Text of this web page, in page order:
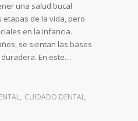
una salud bucal
de la vida, pero
en la infancia.
se sientan las bases
En este…
, CUIDADO DENTAL,